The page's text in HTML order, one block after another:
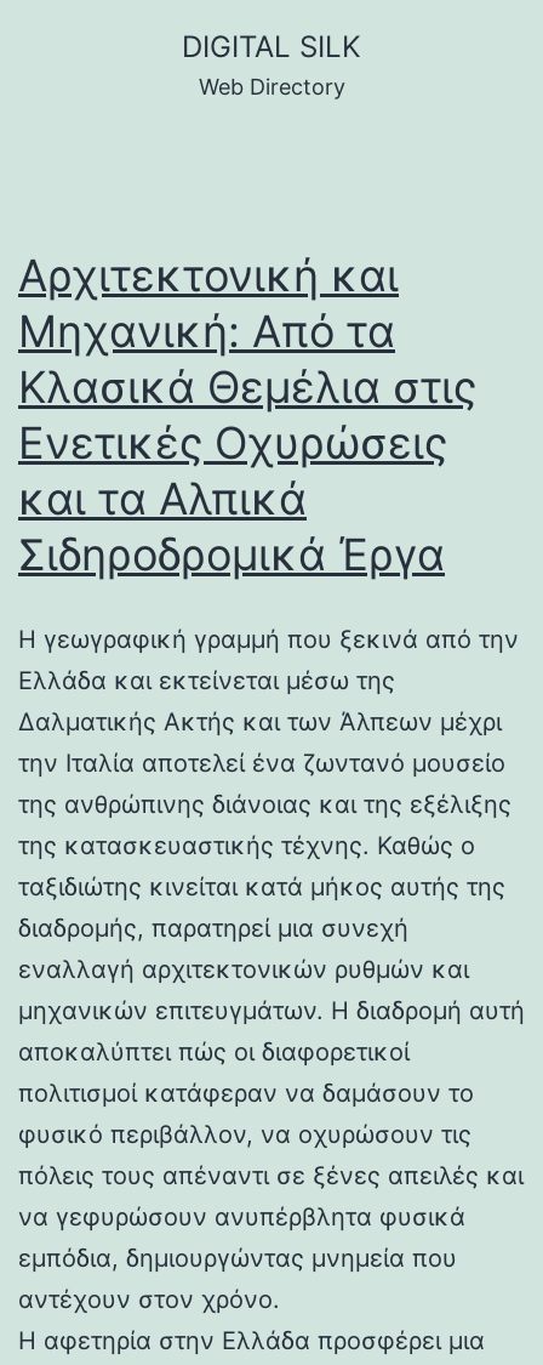
DIGITAL SILK
Web Directory
Αρχιτεκτονική και
Μηχανική: Από τα
Κλασικά Θεμέλια στις
Ενετικές Οχυρώσεις
και τα Αλπικά
Σιδηροδρομικά Έργα
Η γεωγραφική γραμμή που ξεκινά από την
Ελλάδα και εκτείνεται μέσω της
Δαλματικής Ακτής και των Άλπεων μέχρι
την Ιταλία αποτελεί ένα ζωντανό μουσείο
της ανθρώπινης διάνοιας και της εξέλιξης
της κατασκευαστικής τέχνης. Καθώς ο
ταξιδιώτης κινείται κατά μήκος αυτής της
διαδρομής, παρατηρεί μια συνεχή
εναλλαγή αρχιτεκτονικών ρυθμών και
μηχανικών επιτευγμάτων. Η διαδρομή αυτή
αποκαλύπτει πώς οι διαφορετικοί
πολιτισμοί κατάφεραν να δαμάσουν το
φυσικό περιβάλλον, να οχυρώσουν τις
πόλεις τους απέναντι σε ξένες απειλές και
να γεφυρώσουν ανυπέρβλητα φυσικά
εμπόδια, δημιουργώντας μνημεία που
αντέχουν στον χρόνο.
Η αφετηρία στην Ελλάδα προσφέρει μια